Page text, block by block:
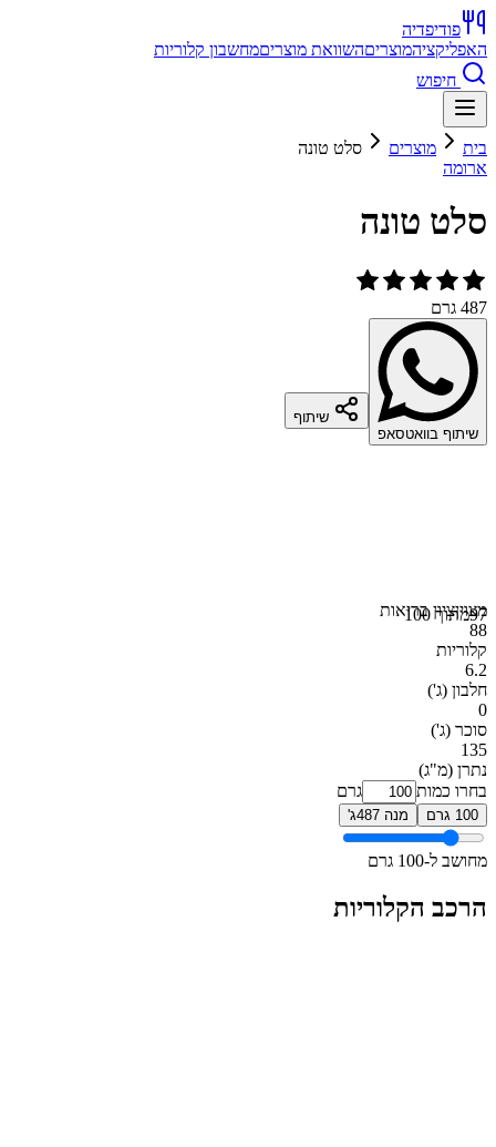
פודיפדיה
האפליקציהמוצריםהשוואת מוצריםמחשבון קלוריות
חיפוש
בית מוצרים
סלט טונה
ארומה
סלט טונה
487 גרם
שיתוף בוואטסאפ
שיתוף
97מתוך 100מצויןציון בריאות
88
קלוריות
6.2
חלבון (ג')
0
סוכר (ג')
135
נתרן (מ"ג)
בחרו כמות
גרם
100 גרם מנה 487ג'
מחושב ל-100 גרם
הרכב הקלוריות